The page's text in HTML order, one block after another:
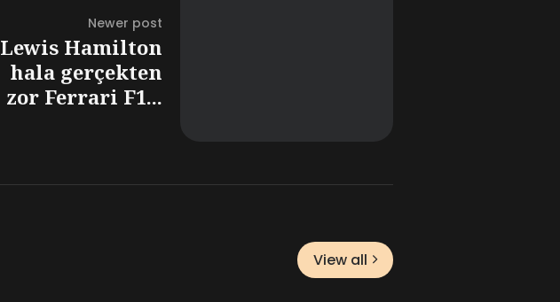
Newer post
Lewis Hamilton
hala gerçekten
zor Ferrari F1...
View all